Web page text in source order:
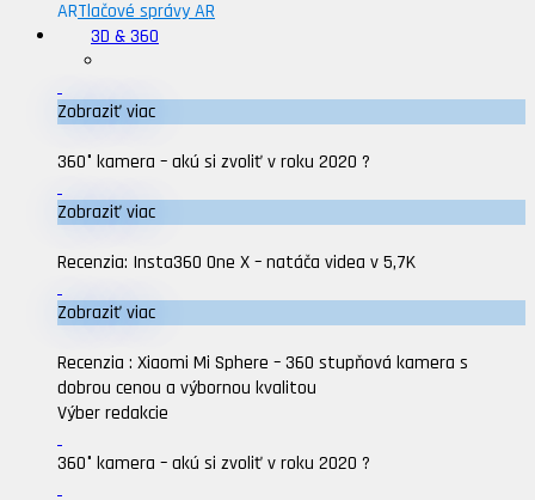
ARTlačové správy AR
3D & 360
Zobraziť viac
360° kamera – akú si zvoliť v roku 2020 ?
Zobraziť viac
Recenzia: Insta360 One X – natáča videa v 5,7K
Zobraziť viac
Recenzia : Xiaomi Mi Sphere – 360 stupňová kamera s
dobrou cenou a výbornou kvalitou
Výber redakcie
360° kamera – akú si zvoliť v roku 2020 ?